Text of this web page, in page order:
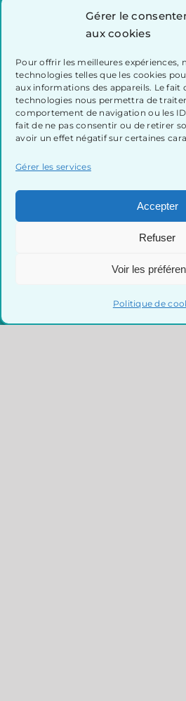
Gérer le
aux cookies
Pour offrir les meilleures expériences,
technologies telles que les cookies
aux informations des appareils. Le fait
technologies nous permettra de
comportement de navigation ou les
fait de ne pas consentir ou de retirer
avoir un effet négatif sur certaines
Gérer les services
Accepter
Refuser
Voir les
Politique de
Abonnez-